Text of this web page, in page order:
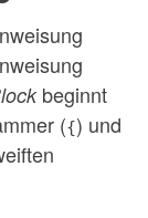
beginnt
({) und